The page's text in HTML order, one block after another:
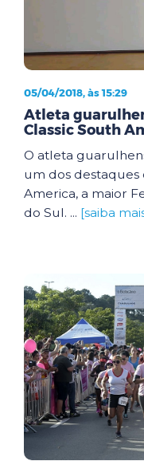
05/04/2018, às 15:29
Atleta
Classic South
O atleta
um dos destaques
America, a maior
do Sul. ... [saiba